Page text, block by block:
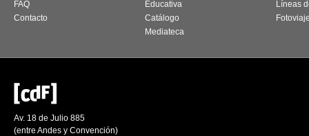
FAQ
Contacto
Educativa
Catálogo
Mediateca
Líneas
Av. 18 de Julio 885
(entre Andes y Convención)